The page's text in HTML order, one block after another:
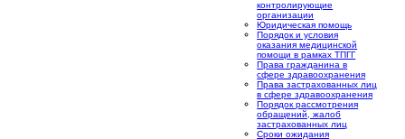
контролирующие
организации
Юридическая помощь
Порядок и условия
оказания медицинской
помощи в рамках ТПГГ
Права гражданина в
сфере здравоохранения
Права застрахованных лиц
в сфере здравоохранения
Порядок рассмотрения
обращений, жалоб
застрахованных лиц
Сроки ожидания